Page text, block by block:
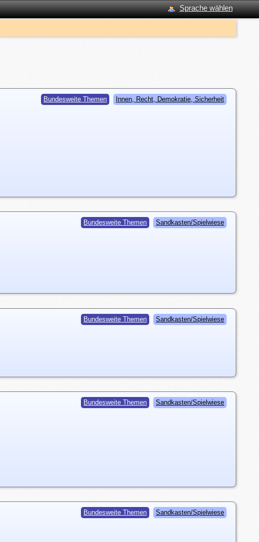
Sprache wählen
Bundesweite Themen Innen, Recht, Demokratie, Sicherheit
Bundesweite Themen Sandkasten/Spielwiese
Bundesweite Themen Sandkasten/Spielwiese
Bundesweite Themen Sandkasten/Spielwiese
Bundesweite Themen Sandkasten/Spielwiese